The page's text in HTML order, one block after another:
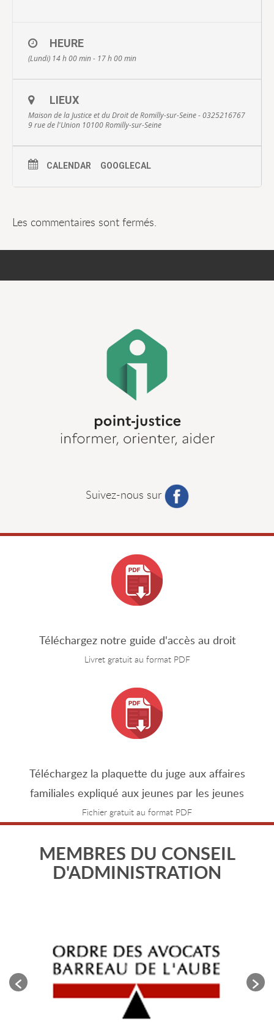
HEURE
(Lundi) 14 h 00 min - 17 h 00 min
LIEUX
Maison de la Justice et du Droit de Romilly-sur-Seine - 0325216767
9 rue de l'Union 10100 Romilly-sur-Seine
CALENDAR GOOGLECAL
Les commentaires sont fermés.
Suivez-nous sur
Téléchargez notre guide d'accès au droit
Livret gratuit au format PDF
Téléchargez la plaquette du juge aux affaires
familiales expliqué aux jeunes par les jeunes
Fichier gratuit au format PDF
MEMBRES DU CONSEIL
D'ADMINISTRATION